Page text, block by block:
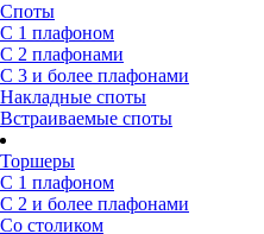
Споты
С 1 плафоном
С 2 плафонами
С 3 и более плафонами
Накладные споты
Встраиваемые споты
Торшеры
С 1 плафоном
С 2 и более плафонами
Со столиком